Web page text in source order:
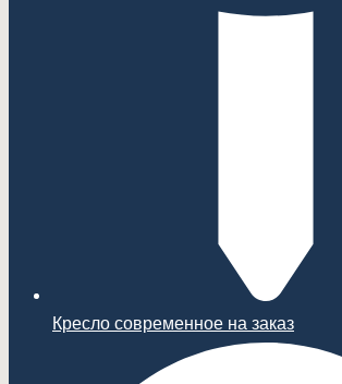
Кресло современное на заказ